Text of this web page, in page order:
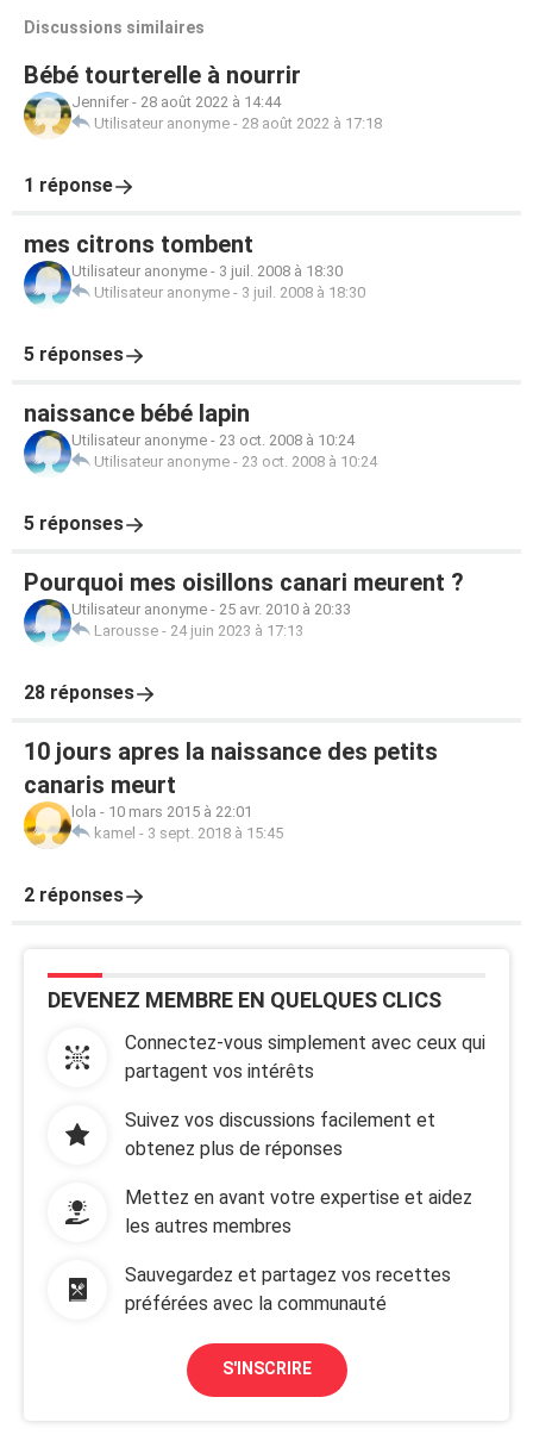
Discussions similaires
Bébé tourterelle à nourrir
Jennifer - 28 août 2022 à 14:44
Utilisateur anonyme - 28 août 2022 à 17:18
1 réponse
mes citrons tombent
Utilisateur anonyme - 3 juil. 2008 à 18:30
Utilisateur anonyme - 3 juil. 2008 à 18:30
5 réponses
naissance bébé lapin
Utilisateur anonyme - 23 oct. 2008 à 10:24
Utilisateur anonyme - 23 oct. 2008 à 10:24
5 réponses
Pourquoi mes oisillons canari meurent ?
Utilisateur anonyme - 25 avr. 2010 à 20:33
Larousse - 24 juin 2023 à 17:13
28 réponses
10 jours apres la naissance des petits
canaris meurt
lola - 10 mars 2015 à 22:01
kamel - 3 sept. 2018 à 15:45
2 réponses
DEVENEZ MEMBRE EN QUELQUES CLICS
Connectez-vous simplement avec ceux qui
partagent vos intérêts
Suivez vos discussions facilement et
obtenez plus de réponses
Mettez en avant votre expertise et aidez
les autres membres
Sauvegardez et partagez vos recettes
préférées avec la communauté
S'INSCRIRE